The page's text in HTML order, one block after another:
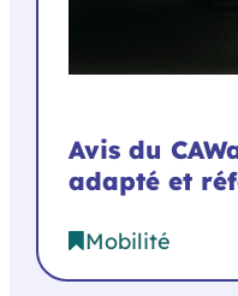
Avis du
adapté et
Mobilité